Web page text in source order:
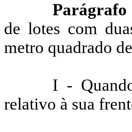
Parágrafo
de lotes com
metro quadrado
I -
relativo à sua